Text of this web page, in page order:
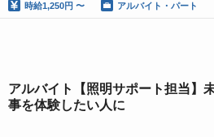
時給1,250円 〜 アルバイト・パート
アルバイト【照明サポート担当】
事を体験したい人に